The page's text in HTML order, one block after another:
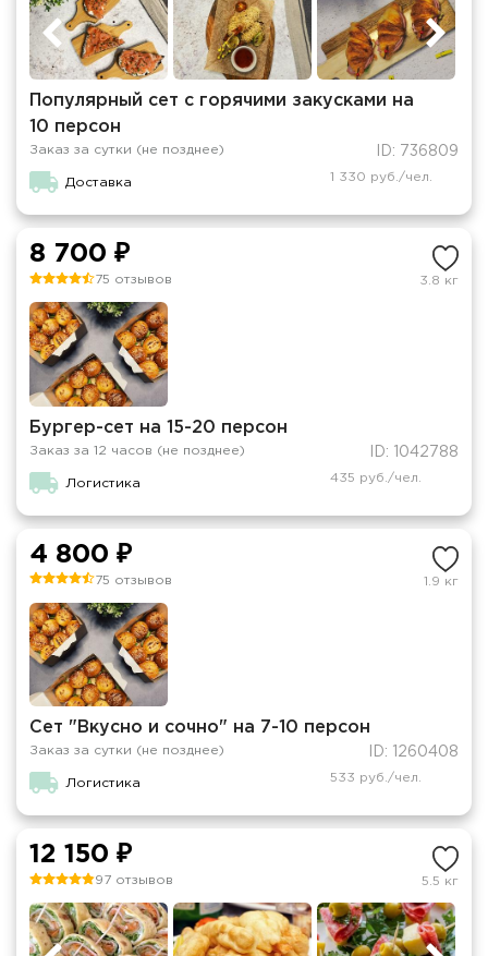
Популярный сет с горячими закусками на
10 персон
Заказ за сутки (не позднее) ID: 736809
Доставка 1 330 руб./чел.
8 700 ₽
75 отзывов 3.8 кг
Бургер-сет на 15-20 персон
Заказ за 12 часов (не позднее) ID: 1042788
Логистика 435 руб./чел.
4 800 ₽
75 отзывов 1.9 кг
Сет "Вкусно и сочно" на 7-10 персон
Заказ за сутки (не позднее) ID: 1260408
Логистика 533 руб./чел.
12 150 ₽
97 отзывов 5.5 кг